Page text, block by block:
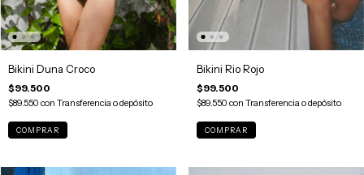
Bikini Duna Croco
$99.500
$89.550 con Transferencia o depósito
COMPRAR
Bikini Rio Rojo
$99.500
$89.550 con Transferencia o depósito
COMPRAR